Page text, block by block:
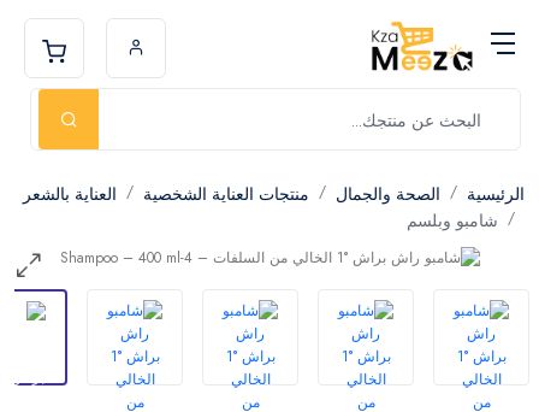
الرئيسية الصحة والجمال منتجات العناية الشخصية
العناية بالشعر
شامبو وبلسم